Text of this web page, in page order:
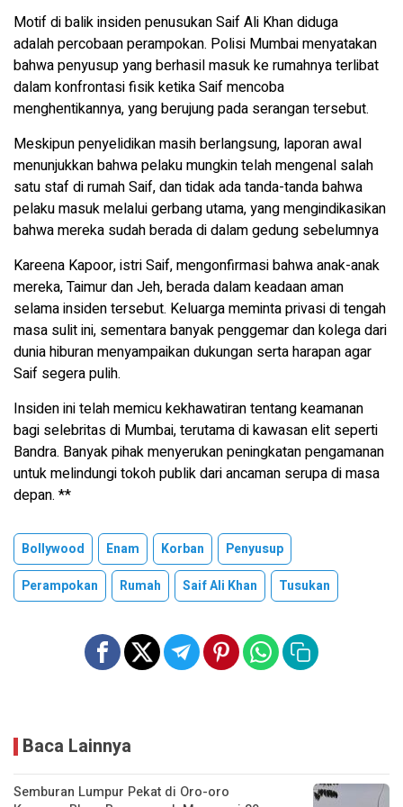
Motif di balik insiden penusukan Saif Ali Khan diduga
adalah percobaan perampokan. Polisi Mumbai menyatakan
bahwa penyusup yang berhasil masuk ke rumahnya terlibat
dalam konfrontasi fisik ketika Saif mencoba
menghentikannya, yang berujung pada serangan tersebut.
Meskipun penyelidikan masih berlangsung, laporan awal
menunjukkan bahwa pelaku mungkin telah mengenal salah
satu staf di rumah Saif, dan tidak ada tanda-tanda bahwa
pelaku masuk melalui gerbang utama, yang mengindikasikan
bahwa mereka sudah berada di dalam gedung sebelumnya
Kareena Kapoor, istri Saif, mengonfirmasi bahwa anak-anak
mereka, Taimur dan Jeh, berada dalam keadaan aman
selama insiden tersebut. Keluarga meminta privasi di tengah
masa sulit ini, sementara banyak penggemar dan kolega dari
dunia hiburan menyampaikan dukungan serta harapan agar
Saif segera pulih.
Insiden ini telah memicu kekhawatiran tentang keamanan
bagi selebritas di Mumbai, terutama di kawasan elit seperti
Bandra. Banyak pihak menyerukan peningkatan pengamanan
untuk melindungi tokoh publik dari ancaman serupa di masa
depan. **
Bollywood Enam Korban
Penyusup
Perampokan
Rumah Saif Ali Khan Tusukan
Baca Lainnya
Semburan Lumpur Pekat di Oro-oro